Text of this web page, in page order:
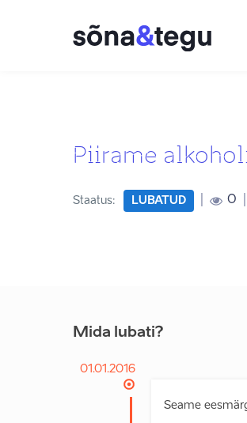
Piirame
Staatus: LUBATUD 0
Mida lubati?
01.01.2016
Seame